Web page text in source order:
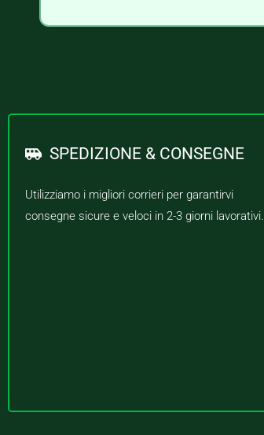
SPEDIZIONE & CONSEGNE
Utilizziamo i migliori corrieri per garantirvi
consegne sicure e veloci in 2-3 giorni lavorativi.